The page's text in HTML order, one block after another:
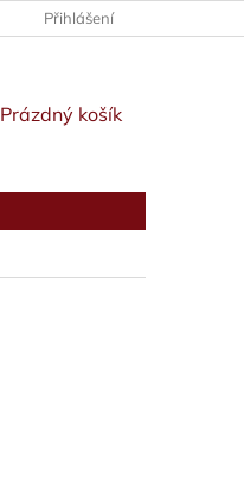
Přihlášení
NÁKUPNÍ
Prázdný košík